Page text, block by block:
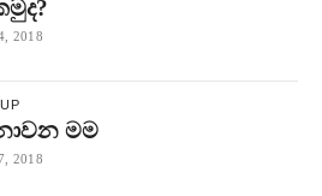
2018
මම
2018